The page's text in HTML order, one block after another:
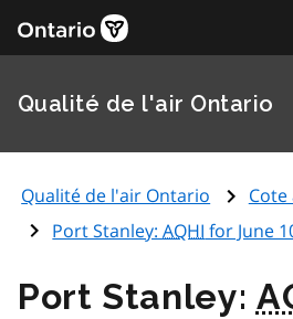
Qualité de l'air Ontario
Qualité de l'air Ontario Cote
Port Stanley:AQHI for June
Port Stanley: